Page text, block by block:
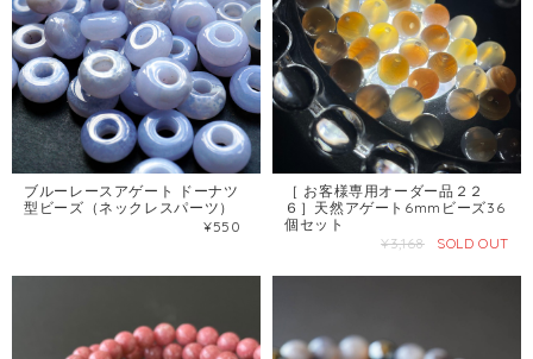
ブルーレースアゲート ドーナツ
型ビーズ（ネックレスパーツ）
¥550
［ お客様専用オーダー品２２
６］天然アゲート6mmビーズ36
個セット
¥3,168
SOLD OUT